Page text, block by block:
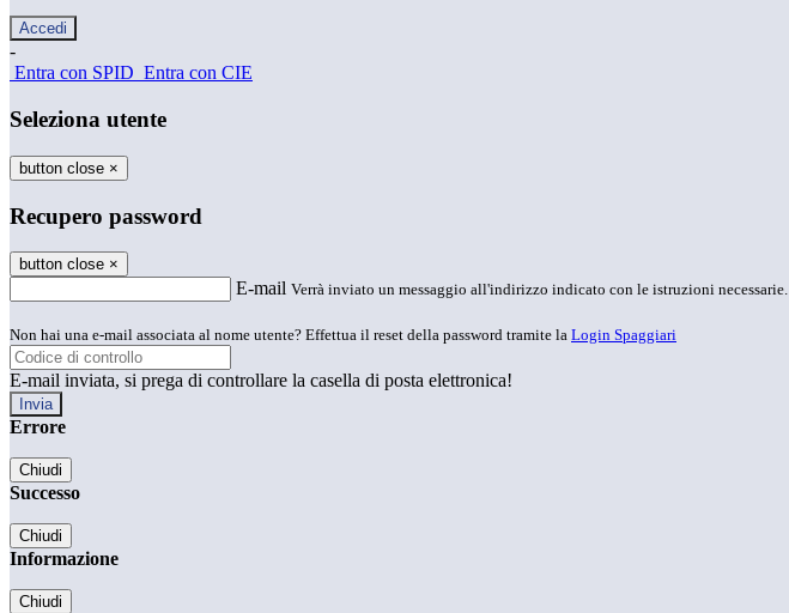
-
Entra con SPID Entra con CIE
Seleziona utente
button close ×
Recupero password
button close ×
E-mail Verrà inviato un messaggio all'indirizzo indicato con le istruzioni necessarie.
Non hai una e-mail associata al nome utente? Effettua il reset della password tramite la Login Spaggiari
E-mail inviata, si prega di controllare la casella di posta elettronica!
Errore
Chiudi
Successo
Chiudi
Informazione
Chiudi